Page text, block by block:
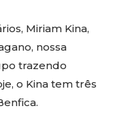
Miriam Kina,
nossa
trazendo
o Kina tem três